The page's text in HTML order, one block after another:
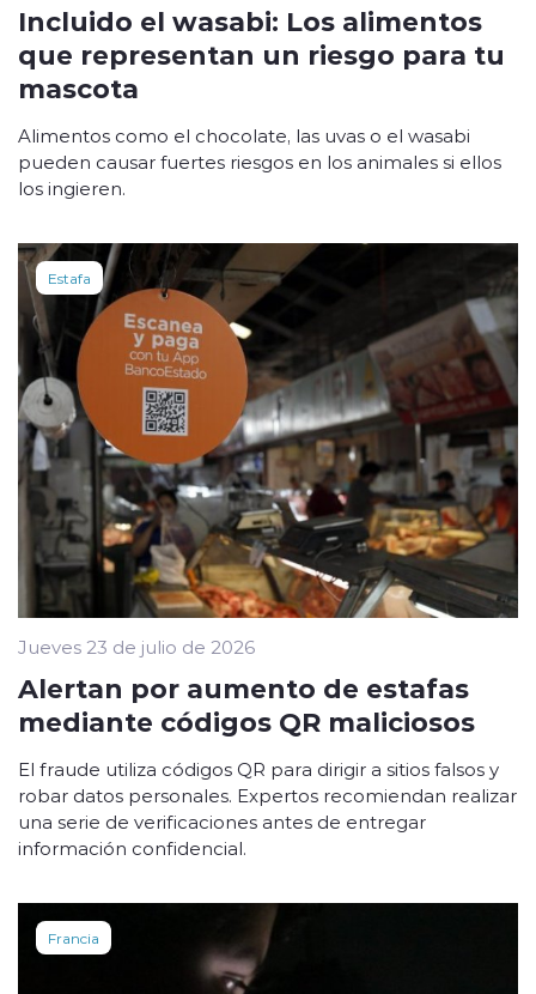
Incluido el wasabi: Los alimentos
que representan un riesgo para tu
mascota
Alimentos como el chocolate, las uvas o el wasabi
pueden causar fuertes riesgos en los animales si ellos
los ingieren.
Estafa
Jueves 23 de julio de 2026
Alertan por aumento de estafas
mediante códigos QR maliciosos
El fraude utiliza códigos QR para dirigir a sitios falsos y
robar datos personales. Expertos recomiendan realizar
una serie de verificaciones antes de entregar
información confidencial.
Francia